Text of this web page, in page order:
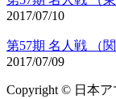
2017/07/10
第57期 名人戦 （
2017/07/09
Copyright © 日本